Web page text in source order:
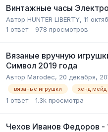
Винтажные часы
Автор HUNTER LIBERTY, 11
1 ответ 978 просмотров
Вязаные вручную
Символ 2019 года
Автор Marodec, 20 декабря,
вязаные игрушки хенд мейд
1 ответ 1.3k просмотра
Чехов Иванов Федоров -